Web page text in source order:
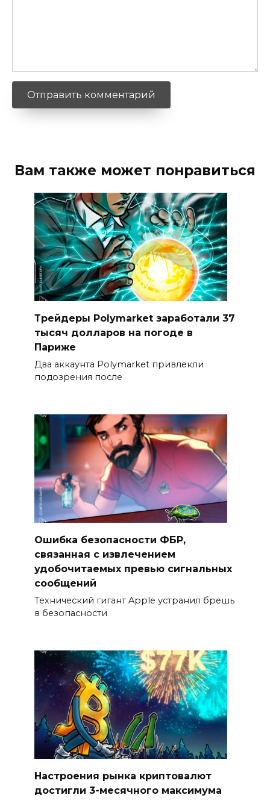
Вам также может понравиться
Трейдеры Polymarket заработали 37
тысяч долларов на погоде в
Париже
Два аккаунта Polymarket привлекли
подозрения после
Ошибка безопасности ФБР,
связанная с извлечением
удобочитаемых превью сигнальных
сообщений
Технический гигант Apple устранил брешь
в безопасности
Настроения рынка криптовалют
достигли 3-месячного максимума